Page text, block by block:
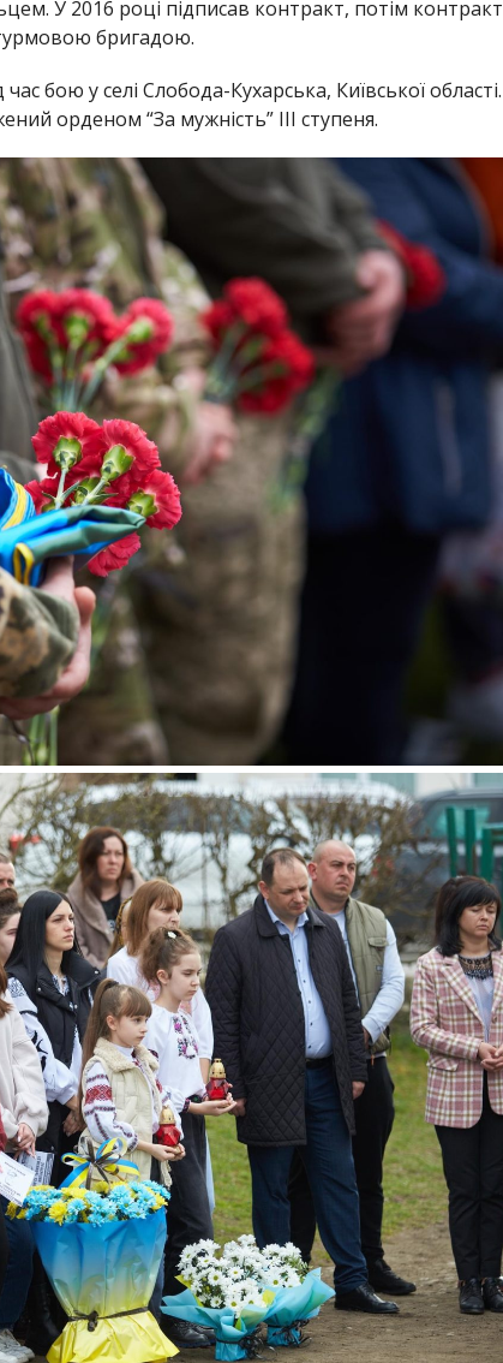
У 2016 році підписав контракт, потім контракт
бригадою.
бою у селі Слобода-Кухарська, Київської області.
орденом “За мужність” ІІІ ступеня.